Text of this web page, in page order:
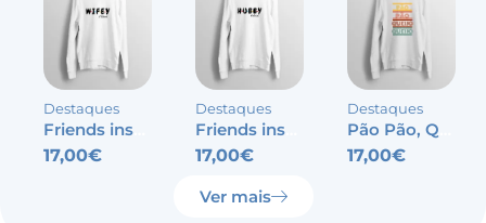
Destaques
17,00€
Destaques
17,00€
Destaques
17,00€
Ver mais